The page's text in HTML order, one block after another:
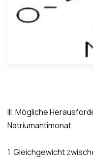
III. Mögliche
Natriumantimonat
1. Gleichgewicht